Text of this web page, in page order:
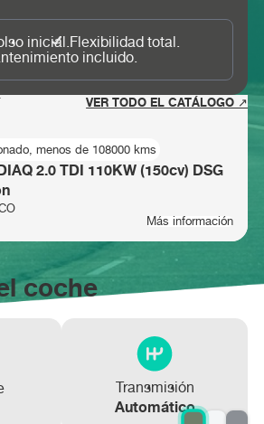
inicial.Flexibilidad total.
incluido.
VER TODO EL CATÁLOGO ↗
menos de 108000 kms
2.0 TDI 110KW (150cv) DSG
Más información
coche
Transmisión
Automático